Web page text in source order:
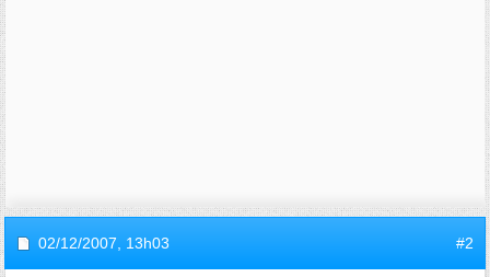
02/12/2007, 13h03 #2